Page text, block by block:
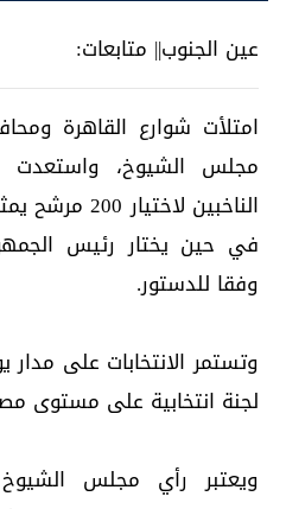
عين الجنوب|| متابعات:
امتلأت شوارع القاهرة
مجلس الشيوخ، واستعدت
الناخبين
وفقا للدستور.
لجنة انتخابية على مستوى
ويعتبر رأي مجلس